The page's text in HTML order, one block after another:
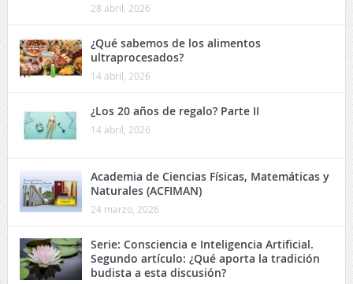
28 abril, 2026
¿Qué sabemos de los alimentos
ultraprocesados?
14 abril, 2026
¿Los 20 años de regalo? Parte II
14 abril, 2026
Academia de Ciencias Físicas, Matemáticas y
Naturales (ACFIMAN)
24 marzo, 2026
Serie: Consciencia e Inteligencia Artificial.
Segundo artículo: ¿Qué aporta la tradición
budista a esta discusión?